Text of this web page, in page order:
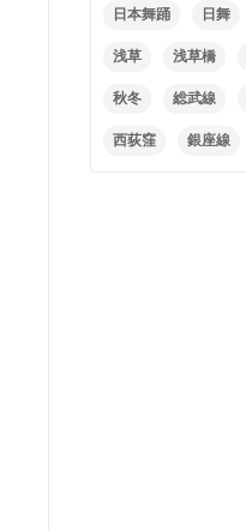
日本舞踊 日舞
浅草 浅草橋
秋冬 総武線
西荻窪 銀座線